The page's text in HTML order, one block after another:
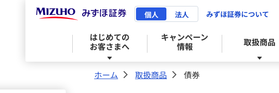
個人 法人 みずほ証券について
はじめての
お客さまへ
キャンペーン
情報 取扱商品
ホーム 取扱商品 債券